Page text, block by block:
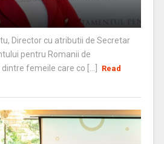
Director cu atributii de Secretar
pentru Romanii de
femeile care co [...]
Read